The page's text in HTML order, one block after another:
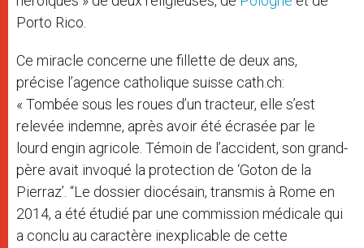
Porto Rico.
Ce miracle concerne une fillette de deux ans,
précise l’agence catholique suisse cath.ch:
« Tombée sous les roues d’un tracteur, elle s’est
relevée indemne, après avoir été écrasée par le
lourd engin agricole. Témoin de l’accident, son grand-
père avait invoqué la protection de ‘Goton de la
Pierraz’. “Le dossier diocésain, transmis à Rome en
2014, a été étudié par une commission médicale qui
a conclu au caractère inexplicable de cette